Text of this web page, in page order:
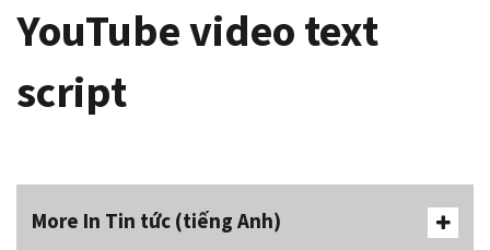
YouTube video text
script
More In Tin tức (tiếng Anh)